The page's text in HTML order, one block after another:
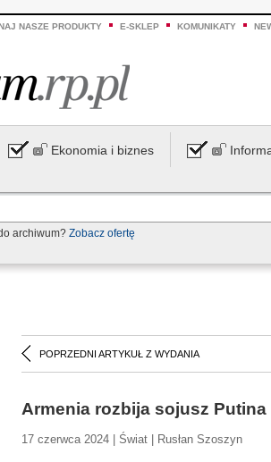
NASZE PRODUKTY E-SKLEP KOMUNIKATY
Ekonomia i biznes
archiwum? Zobacz ofertę
POPRZEDNI ARTYKUŁ Z WYDANIA
Armenia rozbija sojusz Putina
17 czerwca 2024 | Świat | Rusłan Szoszyn